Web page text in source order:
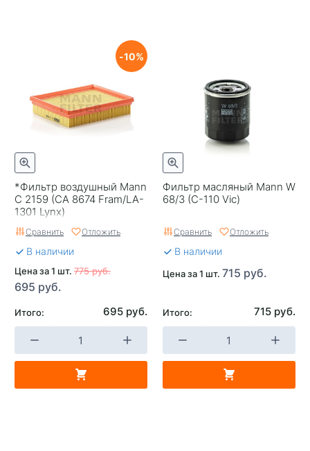
*Фильтр воздушный Mann
C 2159 (CA 8674 Fram/LA-
1301 Lynx)
10
Сравнить Отложить
В наличии
Цена за 1 шт. 775 руб.
695 руб.
Итого: 695 руб.
Фильтр масляный Mann W
68/3 (C-110 Vic)
Сравнить Отложить
В наличии
Цена за 1 шт. 715 руб.
Итого: 715 руб.